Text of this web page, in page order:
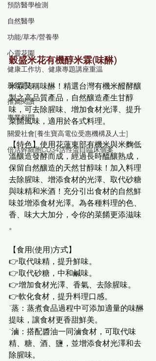
預防醫學檢測
自然醫學
功能/草本/營養學
心靈花園
健康工作坊、健康專題講座重温
最新通知
推薦閱讀
專業顧問
關愛社會[養生寶高電位受惠機構及人士]
倍活幹細胞CD34活性蛋白臨床個案
穀盛米花有機醇米霖(味醂)
米霖又稱味醂！精選台灣有機米醱酵釀
製之高品質產品，自然釀造產生甘醇
味，可去除腥味、增加食材光澤、提升
菜餚風味，適用於各式料理。
【特色】使用花蓮東部有機米與米麴低
溫釀造發酵而成，經過長時醞釀熟成，
保留自然釀造的天然甘醇味！加入料理
去除腥味、增添食材的光澤、取代砂糖
與味精和米酒！充分引出食材的自然鮮
味並增添食材光澤。為各種料理的色、
香、味大大加分，令你的菜餚更添滋味
。
【食用(使用)方式】
👉取代味精，提升鮮味。
👉取代砂糖，中和鹹味。
👉增加食材光澤、香氣、去除腥味。
👉軟化食材，提升料理口感。
˙蒸：蒸煮食品過程中可添加適量的味醂
提味，讓食材更香甜鮮美。
˙滷：搭配醬油一同滷食材，可取代味
精、糖、酒、鹽，並增添食材光澤和去
除腥味。